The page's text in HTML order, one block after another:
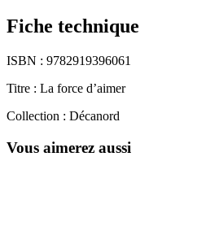
Fiche technique
ISBN : 9782919396061
Titre : La force d’aimer
Collection : Décanord
Vous aimerez aussi